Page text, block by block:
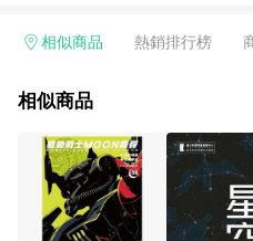
電玩/遊戲/相機/單眼/鏡頭/拍立得
的購回饋活動享Yahoo超贈點回饋者
3. 訂單回饋金額將扣除運費/購物金
價券等虛擬貨幣折抵 4. 大宗採購或
有相關事證認定您為大宗採購、批
相關認定以Yahoo購物中心之認定為
相似商品 熱銷排行榜
相似商品